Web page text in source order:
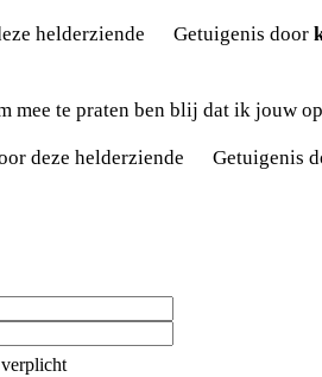
Getuigenis door
mee te praten ben blij dat ik jouw
Getuigenis